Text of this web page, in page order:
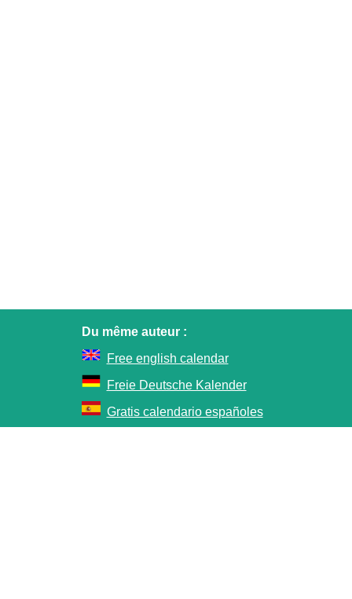
Du même auteur :
Free english calendar
Freie Deutsche Kalender
Gratis calendario españoles